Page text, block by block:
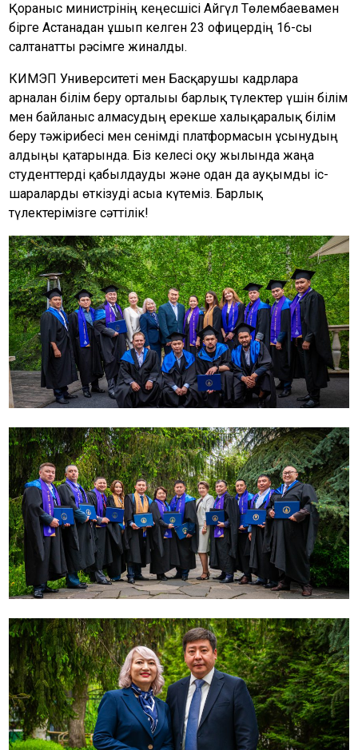
Қорғаныс министрінің кеңесшісі Айгүл Төлембаевамен
бірге Астанадан ұшып келген 23 офицердің 16-сы
салтанатты рәсімге жиналды.
КИМЭП Университеті мен Басқарушы кадрларға
арналған білім беру орталығы барлық түлектер үшін білім
мен байланыс алмасудың ерекше халықаралық білім
беру тәжірибесі мен сенімді платформасын ұсынудың
алдыңғы қатарында. Біз келесі оқу жылында жаңа
студенттерді қабылдауды және одан да ауқымды іс-
шараларды өткізуді асыға күтеміз. Барлық
түлектерімізге сәттілік!